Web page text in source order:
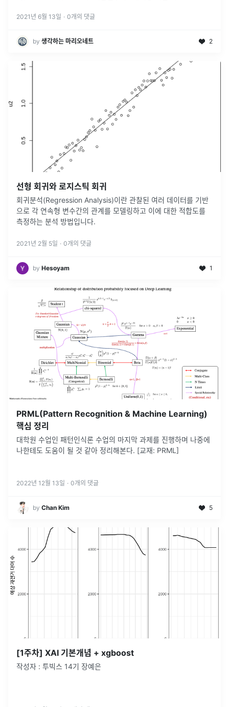
2021년 6월 13일 · 0개의 댓글
by 생각하는 마리오네트 2
선형 회귀와 로지스틱 회귀
회귀분석(Regression Analysis)이란 관찰된 여러 데이터를 기반
으로 각 연속형 변수간의 관계를 모델링하고 이에 대한 적합도를
측정하는 분석 방법입니다.
2021년 2월 5일 · 0개의 댓글
by Hesoyam 1
PRML(Pattern Recognition & Machine Learning)
핵심 정리
대학원 수업인 패턴인식론 수업의 마지막 과제를 진행하며 나중에
나한테도 도움이 될 것 같아 정리해본다. [교재: PRML]
2022년 12월 13일 · 0개의 댓글
by Chan Kim 5
[1주차] XAI 기본개념 + xgboost
작성자 : 투빅스 14기 장예은